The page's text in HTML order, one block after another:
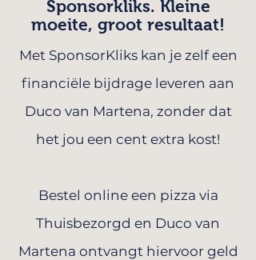
Sponsorkliks. Kleine
moeite, groot resultaat!
Met SponsorKliks kan je zelf een
financiële bijdrage leveren aan
Duco van Martena, zonder dat
het jou een cent extra kost!
Bestel online een pizza via
Thuisbezorgd en Duco van
Martena ontvangt hiervoor geld